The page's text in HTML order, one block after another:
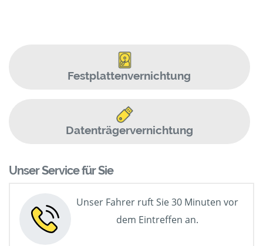
Festplattenvernichtung
Datenträgervernichtung
Unser Service für Sie
Unser Fahrer ruft Sie 30 Minuten vor
dem Eintreffen an.